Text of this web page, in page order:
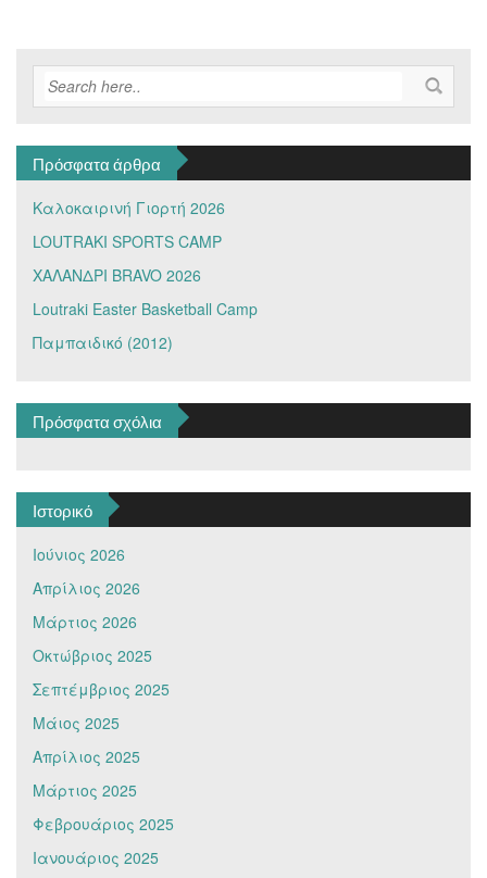
Πρόσφατα άρθρα
Καλοκαιρινή Γιορτή 2026
LOUTRAKI SPORTS CAMP
ΧΑΛΑΝΔΡΙ BRAVO 2026
Loutraki Easter Basketball Camp
Παμπαιδικό (2012)
Πρόσφατα σχόλια
Ιστορικό
Ιούνιος 2026
Απρίλιος 2026
Μάρτιος 2026
Οκτώβριος 2025
Σεπτέμβριος 2025
Μάιος 2025
Απρίλιος 2025
Μάρτιος 2025
Φεβρουάριος 2025
Ιανουάριος 2025